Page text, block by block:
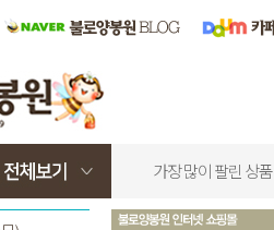
가장 많이 팔린 상품